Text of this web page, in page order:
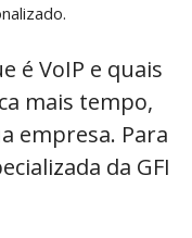
é VoIP e quais
mais tempo,
empresa. Para
da GFI